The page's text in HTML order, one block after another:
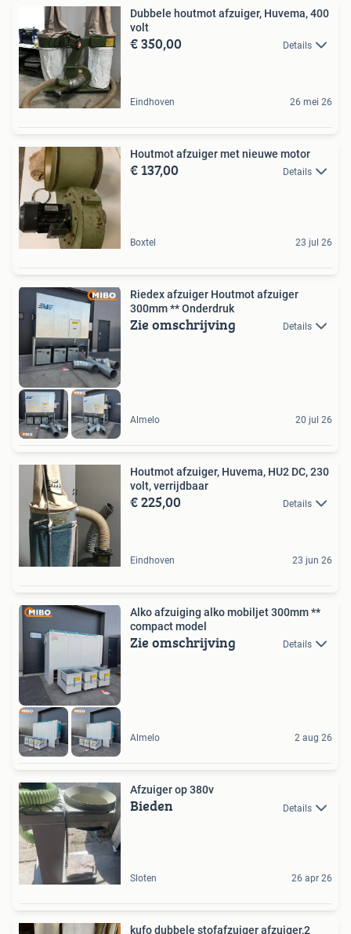
Dubbele houtmot afzuiger, Huvema, 400
volt
€ 350,00 Details
Eindhoven 26 mei 26
Houtmot afzuiger met nieuwe motor
€ 137,00 Details
Boxtel 23 jul 26
Riedex afzuiger Houtmot afzuiger
300mm ** Onderdruk
Zie omschrijving Details
Almelo 20 jul 26
Houtmot afzuiger, Huvema, HU2 DC, 230
volt, verrijdbaar
€ 225,00 Details
Eindhoven 23 jun 26
Alko afzuiging alko mobiljet 300mm **
compact model
Zie omschrijving Details
Almelo 2 aug 26
Afzuiger op 380v
Bieden Details
Sloten 26 apr 26
kufo dubbele stofafzuiger afzuiger,2